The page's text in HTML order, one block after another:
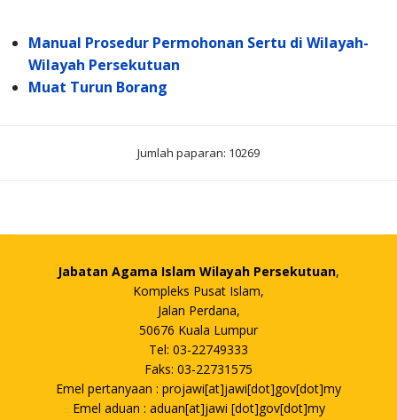
Manual Prosedur Permohonan Sertu di Wilayah-
Wilayah Persekutuan
Muat Turun Borang
Jumlah paparan: 10269
Jabatan Agama Islam Wilayah Persekutuan,
Kompleks Pusat Islam,
Jalan Perdana,
50676 Kuala Lumpur
Tel: 03-22749333
Faks: 03-22731575
Emel pertanyaan : projawi[at]jawi[dot]gov[dot]my
Emel aduan : aduan[at]jawi [dot]gov[dot]my